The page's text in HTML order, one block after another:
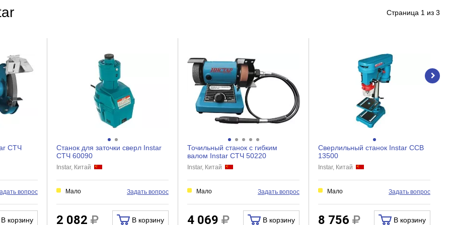
для цепей
Страница 1 из 3
СТЧ
вопрос
В корзину
Станок для заточки сверл Instar
СТЧ 60090
Instar, Китай
Мало Задать вопрос
2 082 В корзину
Точильный станок с гибким
валом Instar СТЧ 50220
Instar, Китай
Мало Задать вопрос
4 069 В корзину
Сверлильный станок Instar ССВ
13500
Instar, Китай
Мало Задать вопрос
8 756 В корзину